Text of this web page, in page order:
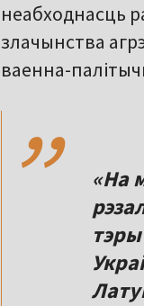
неабходнасць
злачынства
ваенна-
,,
«На